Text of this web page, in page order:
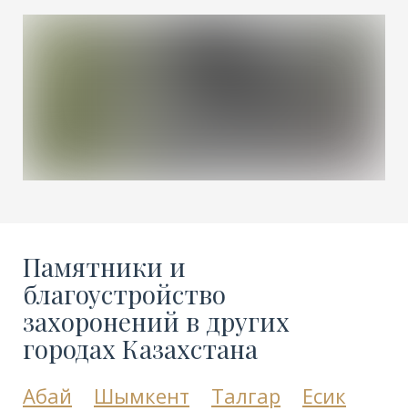
Памятники и
благоустройство
захоронений в других
городах Казахстана
Абай Шымкент Талгар
Есик